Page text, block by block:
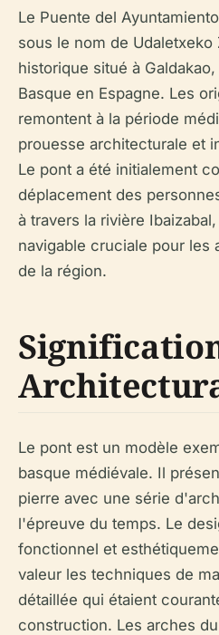
Le Puente del
sous le nom de
historique situé à
Basque en Espagne. Les
remontent à la période
prouesse architecturale et
Le pont a été initialement
déplacement des
à travers la rivière
navigable cruciale pour les
de la région.
Le pont est un modèle
basque médiévale. Il
pierre avec une série
l'épreuve du temps. Le
fonctionnel et
valeur les techniques de
détaillée qui étaient
construction. Les arches